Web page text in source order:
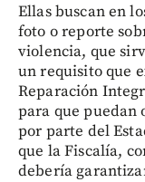
Ellas buscan en
foto o reporte
violencia, que
un requisito que
Reparación
para que puedan
por parte del
que la Fiscalía,
debería